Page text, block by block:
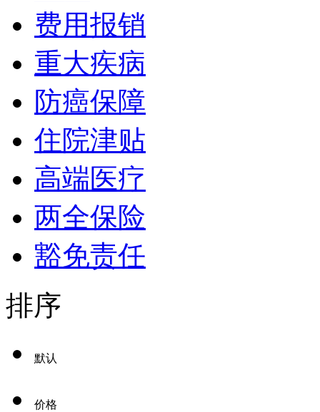
费用报销
重大疾病
防癌保障
住院津贴
高端医疗
两全保险
豁免责任
排序
默认
价格